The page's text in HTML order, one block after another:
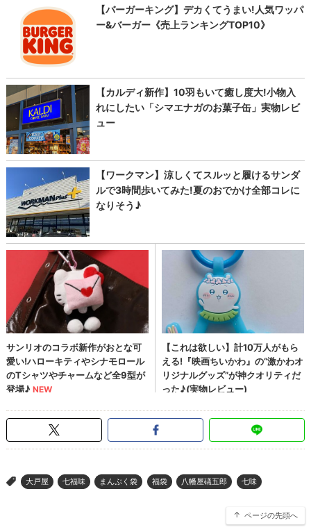
> 大戸屋 七福味 まんぷく袋 福袋 八幡屋礒五郎 七味
ページの先頭へ